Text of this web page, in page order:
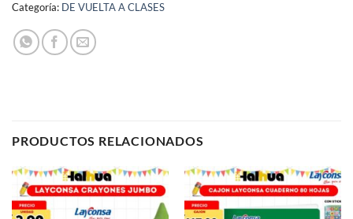
Categoría: DE VUELTA A CLASES
PRODUCTOS RELACIONADOS